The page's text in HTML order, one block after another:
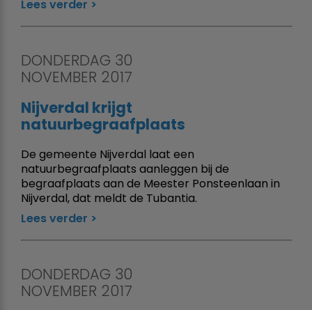
Lees verder
DONDERDAG 30
NOVEMBER 2017
Nijverdal krijgt
natuurbegraafplaats
De gemeente Nijverdal laat een
natuurbegraafplaats aanleggen bij de
begraafplaats aan de Meester Ponsteenlaan in
Nijverdal, dat meldt de Tubantia.
Lees verder
DONDERDAG 30
NOVEMBER 2017